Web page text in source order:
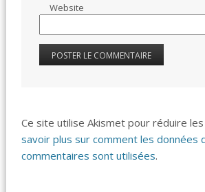
Website
Ce site utilise Akismet pour réduire
savoir plus sur comment les données
commentaires sont utilisées.